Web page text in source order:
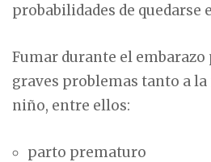
probabilidades de quedarse
Fumar durante el embarazo
graves problemas tanto a
niño, entre ellos:
parto prematuro